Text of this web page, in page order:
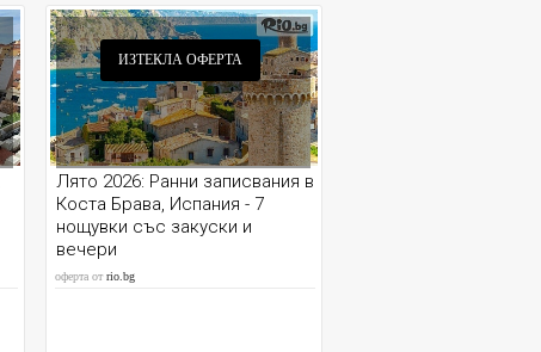
ИЗТЕКЛА ОФЕРТА
Лято 2026: Ранни записвания в
Коста Брава, Испания - 7
нощувки със закуски и
вечери
оферта от rio.bg